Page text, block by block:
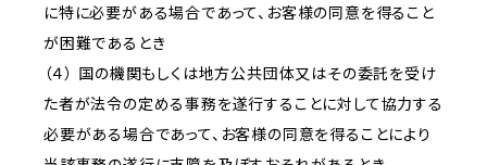
に特に必要がある場合であって、お客様の同意を得ること
が困難であるとき
（４） 国の機関もしくは地方公共団体又はその委託を受け
た者が法令の定める事務を遂行することに対して協力する
必要がある場合であって、お客様の同意を得ることにより